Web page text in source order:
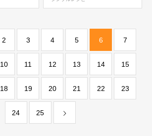
2 3 4 5 6 7
10 11 12 13 14 15
18 19 20 21 22 23
24 25